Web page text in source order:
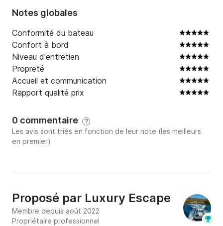
Notes globales
Conformité du bateau
Confort à bord
Niveau d'entretien
Propreté
Accueil et communication
Rapport qualité prix
0 commentaire ?
Les avis sont triés en fonction de leur note (les meilleurs
en premier)
Proposé par Luxury Escape
Membre depuis août 2022
Propriétaire professionnel